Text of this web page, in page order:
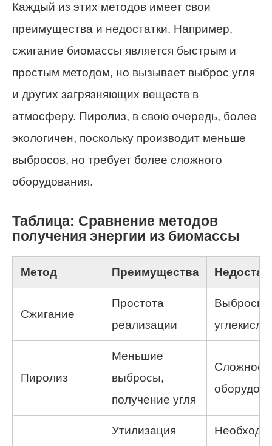
Каждый из этих методов имеет свои
преимущества и недостатки. Например,
сжигание биомассы является быстрым и
простым методом, но вызывает выброс угля
и других загрязняющих веществ в
атмосферу. Пиролиз, в свою очередь, более
экологичен, поскольку производит меньше
выбросов, но требует более сложного
оборудования.
Таблица: Сравнение методов
получения энергии из биомассы
Метод Преимущества
Сжигание
Простота
реализации
Выбросы
Пиролиз
Меньшие
выбросы,
получение угля
Сложное
Утилизация